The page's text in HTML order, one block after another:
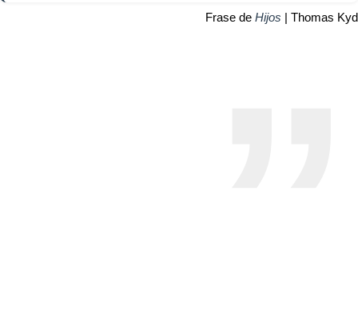
Frase de Hijos | Thomas Kyd